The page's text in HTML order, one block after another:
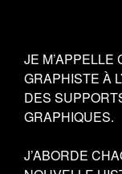
JE M’APPELLE
GRAPHISTE À
DES
GRAPHIQUES.
J’ABORDE